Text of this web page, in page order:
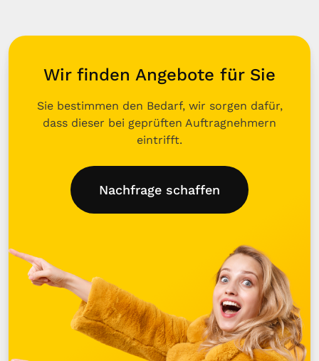
Wir finden Angebote für Sie
Sie bestimmen den Bedarf, wir sorgen dafür,
dass dieser bei geprüften Auftragnehmern
eintrifft.
Nachfrage schaffen